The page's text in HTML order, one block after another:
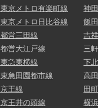
東京メトロ有楽町線
東京メトロ日比谷線
都営三田線
都営大江戸線
東急東横線
東急田園都市線
京王線
京王井の頭線
神
飯
吉
三
下
高
田
横